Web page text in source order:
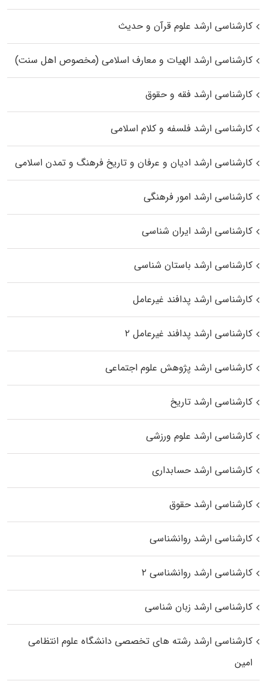
کارشناسی ارشد علوم قرآن و حدیث
کارشناسی ارشد الهیات و معارف اسلامی (مخصوص اهل سنت)
کارشناسی ارشد فقه و حقوق
کارشناسی ارشد فلسفه و کلام اسلامی
کارشناسی ارشد ادیان و عرفان و تاریخ فرهنگ و تمدن اسلامی
کارشناسی ارشد امور فرهنگی
کارشناسی ارشد ایران شناسی
کارشناسی ارشد باستان شناسی
کارشناسی ارشد پدافند غیرعامل
کارشناسی ارشد پدافند غیرعامل ۲
کارشناسی ارشد پژوهش علوم اجتماعی
کارشناسی ارشد تاریخ
کارشناسی ارشد علوم ورزشی
کارشناسی ارشد حسابداری
کارشناسی ارشد حقوق
کارشناسی ارشد روانشناسی
کارشناسی ارشد روانشناسی ۲
کارشناسی ارشد زبان شناسی
کارشناسی ارشد رﺷﺘﻪ ﻫﺎی تخصصی داﻧﺸﮕﺎه ﻋﻠﻮم انتظامی
اﻣﻴﻦ